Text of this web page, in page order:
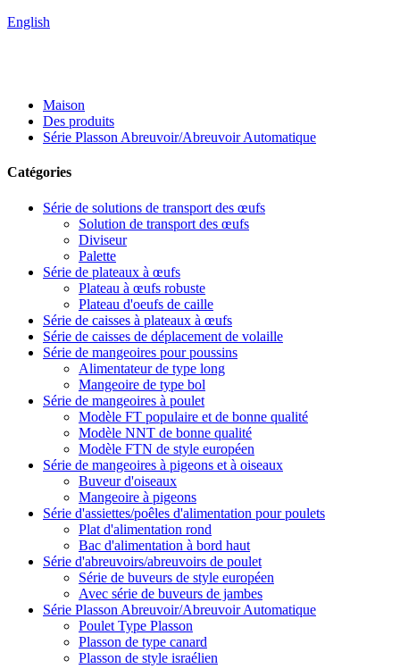
English
Maison
Des produits
Série Plasson Abreuvoir/Abreuvoir Automatique
Catégories
Série de solutions de transport des œufs
Solution de transport des œufs
Diviseur
Palette
Série de plateaux à œufs
Plateau à œufs robuste
Plateau d'oeufs de caille
Série de caisses à plateaux à œufs
Série de caisses de déplacement de volaille
Série de mangeoires pour poussins
Alimentateur de type long
Mangeoire de type bol
Série de mangeoires à poulet
Modèle FT populaire et de bonne qualité
Modèle NNT de bonne qualité
Modèle FTN de style européen
Série de mangeoires à pigeons et à oiseaux
Buveur d'oiseaux
Mangeoire à pigeons
Série d'assiettes/poêles d'alimentation pour poulets
Plat d'alimentation rond
Bac d'alimentation à bord haut
Série d'abreuvoirs/abreuvoirs de poulet
Série de buveurs de style européen
Avec série de buveurs de jambes
Série Plasson Abreuvoir/Abreuvoir Automatique
Poulet Type Plasson
Plasson de type canard
Plasson de style israélien